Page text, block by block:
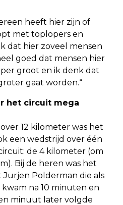
heeft hier zijn of
met toplopers en
dat hier zoveel mensen
goed dat mensen hier
groot en ik denk dat
gaat worden.“
het circuit mega
12 kilometer was het
een wedstrijd over één
de 4 kilometer (om
Bij de heren was het
Jurjen Polderman die als
na 10 minuten en
minuut later volgde